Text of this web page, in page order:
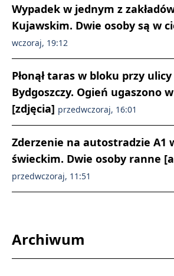
Wypadek w jednym z
Kujawskim. Dwie osoby są w
wczoraj, 19:12
Płonął taras w bloku przy
Bydgoszczy. Ogień ugaszono
[zdjęcia] przedwczoraj, 16:01
Zderzenie na autostradzie A1
świeckim. Dwie osoby ranne
przedwczoraj, 11:51
Archiwum